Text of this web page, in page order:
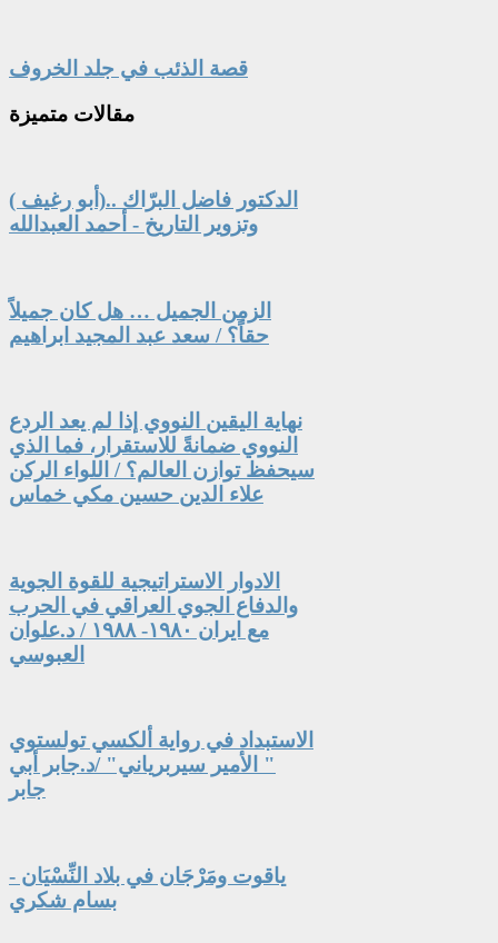
قصة الذئب في جلد الخروف
مقالات متميزة
الدكتور فاضل البرّاك ..(أبو رغيف )
وتزوير التاريخ - أحمد العبدالله
الزمن الجميل … هل كان جميلاً
حقاً؟ / سعد عبد المجيد ابراهيم
نهاية اليقين النووي إذا لم يعد الردع
النووي ضمانةً للاستقرار، فما الذي
سيحفظ توازن العالم؟ / اللواء الركن
علاء الدين حسين مكي خماس
الادوار الاستراتيجية للقوة الجوية
والدفاع الجوي العراقي في الحرب
مع ايران ١٩٨٠- ١٩٨٨ / د.علوان
العبوسي
الاستبداد في رواية ألكسي تولستوي
" الأمير سيربرياني" /د.جابر أبي
جابر
ياقوت ومَرْجَان في بلاد النِّسْيَان -
بسام شكري